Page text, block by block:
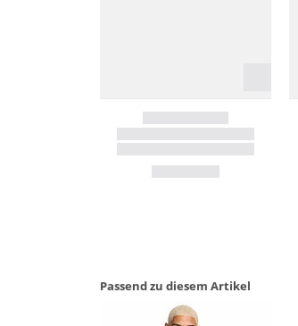
Passend zu diesem Artikel